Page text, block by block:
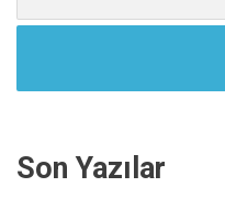
Son Yazılar